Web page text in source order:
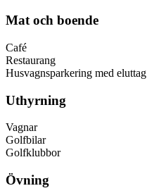
Mat och boende
Café
Restaurang
Husvagnsparkering med eluttag
Uthyrning
Vagnar
Golfbilar
Golfklubbor
Övning